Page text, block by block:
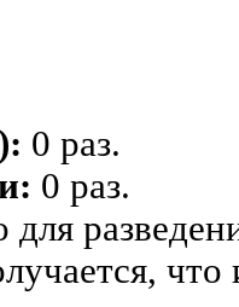
0 раз.
0 раз.
для